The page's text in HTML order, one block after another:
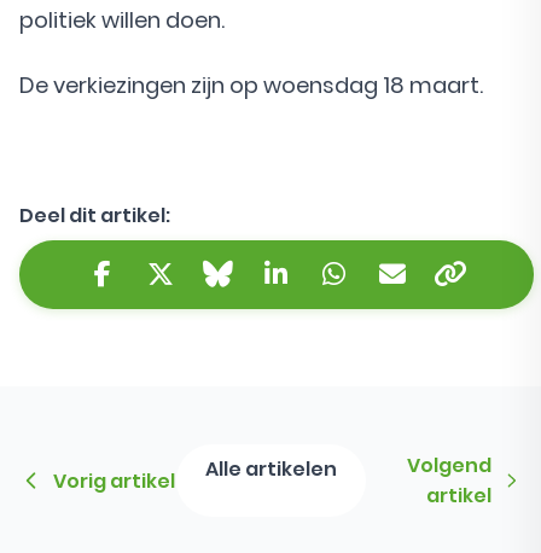
politiek willen doen.
De verkiezingen zijn op woensdag 18 maart.
Deel dit artikel:
Facebook
Twitter/X
BlueskyLinkedInWhatsApp
E-mail
Vorig artikel Alle artikelen
Volgend
artikel